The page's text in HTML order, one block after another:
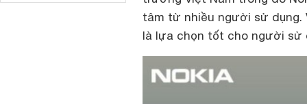
tâm từ nhiều người sử
là lựa chọn tốt cho người sử